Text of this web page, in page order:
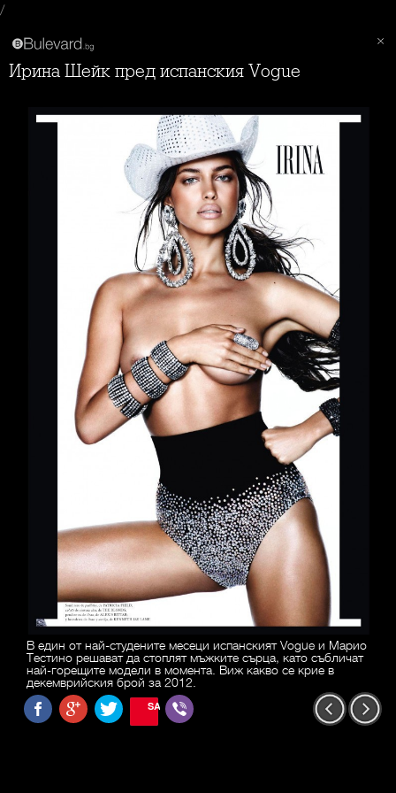
/
Ирина Шейк пред испанския Vogue
В един от най-студените месеци испанският Vogue и Марио
Тестино решават да стоплят мъжките сърца, като събличат
най-горещите модели в момента. Виж какво се крие в
декемврийския брой за 2012.
SAVE